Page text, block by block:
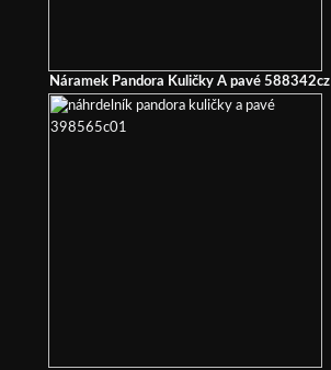
Náramek Pandora Kuličky A pavé 588342cz